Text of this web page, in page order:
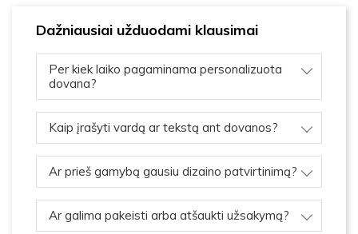
Dažniausiai užduodami klausimai
Per kiek laiko pagaminama personalizuota
dovana?
Kaip įrašyti vardą ar tekstą ant dovanos?
Ar prieš gamybą gausiu dizaino patvirtinimą?
Ar galima pakeisti arba atšaukti užsakymą?